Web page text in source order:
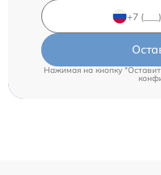
Нажимая на кнопку